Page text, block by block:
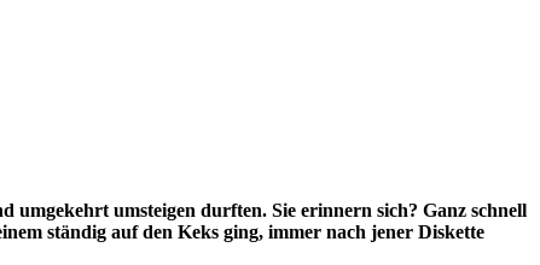
umgekehrt umsteigen durften. Sie erinnern sich? Ganz schnell
ständig auf den Keks ging, immer nach jener Diskette